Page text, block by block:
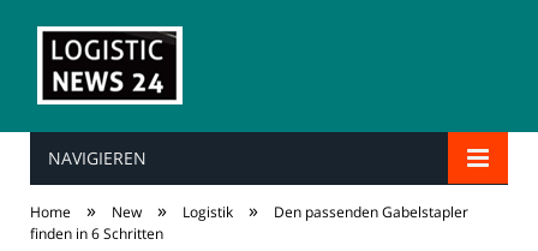
NAVIGIEREN
Home » New » Logistik »
Den passenden Gabelstapler
finden in 6 Schritten